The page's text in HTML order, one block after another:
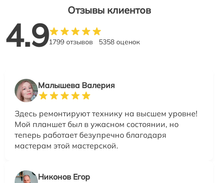
Отзывы клиентов
4.91799 отзывов 5358 оценок
Малышева Валерия
Здесь ремонтируют технику на высшем уровне!
Мой планшет был в ужасном состоянии, но
теперь работает безупречно благодаря
мастерам этой мастерской.
Никонов Егор